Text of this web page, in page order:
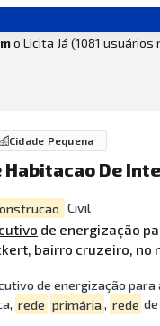
o Licita Já (1081
Cidade Pequena
De
Civil
de energização
bairro cruzeiro, no
de energização
rede primária, rede